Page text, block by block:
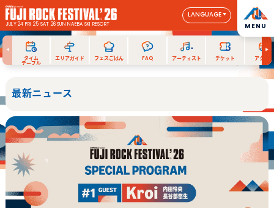
JULY 24 FRI 25 SAT 26 SUNNAEBA SKI RESORT
LANGUAGE
MENU
タイム
テーブル
エリアガイド フェスごはん FAQ アーティスト チケット アクセス
最新ニュース